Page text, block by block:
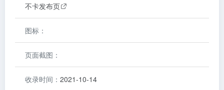
不卡发布页
图标：
页面截图：
收录时间： 2021-10-14